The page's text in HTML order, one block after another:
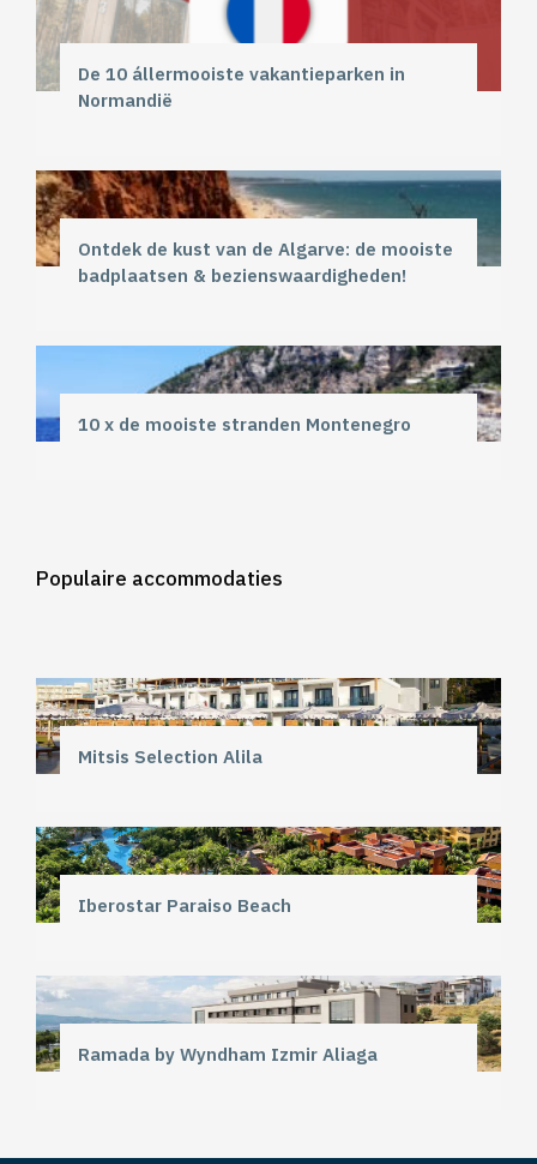
De 10 állermooiste vakantieparken in
Normandië
Ontdek de kust van de Algarve: de mooiste
badplaatsen & bezienswaardigheden!
10 x de mooiste stranden Montenegro
Populaire accommodaties
Mitsis Selection Alila
Iberostar Paraiso Beach
Ramada by Wyndham Izmir Aliaga